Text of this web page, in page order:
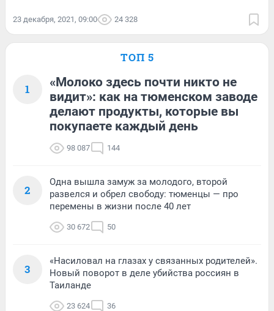
23 декабря, 2021, 09:00 24 328
ТОП 5
1
«Молоко здесь почти никто не
видит»: как на тюменском заводе
делают продукты, которые вы
покупаете каждый день
98 087 144
2
Одна вышла замуж за молодого, второй
развелся и обрел свободу: тюменцы — про
перемены в жизни после 40 лет
30 672 50
3
«Насиловал на глазах у связанных родителей».
Новый поворот в деле убийства россиян в
Таиланде
23 624 36